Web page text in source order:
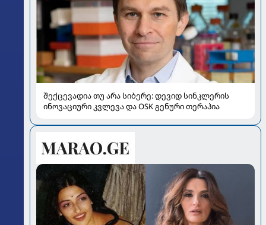
შექცევადია თუ არა სიბერე: დევიდ სინკლერის
ინოვაციური კვლევა და OSK გენური თერაპია